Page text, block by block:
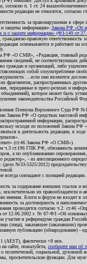
согласно п. 1 ст. 24
редакции не относятся, согласно
за правонарушения в сфере
и защиты информации» Закона РФ «Об
и о защите информации» (ФЗ-149 от
правовую ответственность за
основываются и работают на
РФ «О СМИ», «Редакция, главный
сведений, не соответствующих
граждан и организаций, либо
собой злоупотребление
...если они являются
фрагментов, распространенных
переданные в пресс-релизах и
которое может быть
законодательства Российской
Пленума Верховного Суда РФ
Закона РФ «О средствах массовой
информации,
исходя из положений Закона РФ
в деятельность редакции, в ходе
(ст.46 Закона РФ «О СМИ»).
ч.3 ст.196 ГПК РФ, обязанность
а по опубликованию
редактор», - из апелляционного
(дело №33-5325/2012)
всегда совпадают с позицией
за содержание внешних ссылок и
исключительно их правообладатели и
мнения. Блоги и форум не входят в
за достоверность и
проводятся согласно ч.2. ст.46
от 12.06.2002 г. № 67-ФЗ «Об
участие в референдуме граждан
(лица), заказавшее (заказавших)
публикацию (обнародование) -
(AEST), фактически +8 мск.
сайте, пожалуйста, сообщите нам об
политической, социальной, духовной
просветительские функции. Для